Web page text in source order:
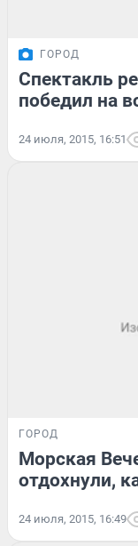
ГОРОД
Спектакль
победил на
24 июля, 2015, 16:51
ГОРОД
Морская
отдохнули,
24 июля, 2015, 16:49